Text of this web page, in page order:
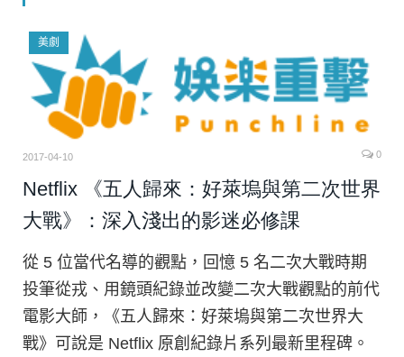
美劇
2017-04-10 0
Netflix 《五人歸來：好萊塢與第二次世界
大戰》：深入淺出的影迷必修課
從 5 位當代名導的觀點，回憶 5 名二次大戰時期
投筆從戎、用鏡頭紀錄並改變二次大戰觀點的前代
電影大師，《五人歸來：好萊塢與第二次世界大
戰》可說是 Netflix 原創紀錄片系列最新里程碑。